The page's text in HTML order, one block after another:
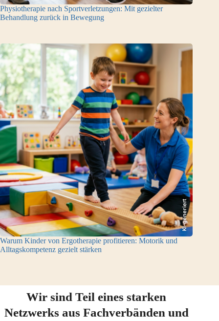
Physiotherapie nach Sportverletzungen: Mit gezielter
Behandlung zurück in Bewegung
KI-generiert
Warum Kinder von Ergotherapie profitieren: Motorik und
Alltagskompetenz gezielt stärken
Wir sind Teil eines starken
Netzwerks aus Fachverbänden und